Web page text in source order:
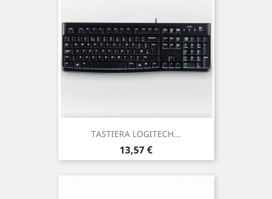
TASTIERA LOGITECH...
Prezzo
13,57 €